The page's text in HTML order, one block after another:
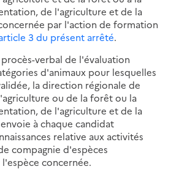
de l'agriculture et de la
par l'action de formation
3 du présent arrêté.
verbal de l'évaluation
d'animaux pour lesquelles
la direction régionale de
ou de la forêt ou la
de l'agriculture et de la
à chaque candidat
relative aux activités
compagnie d'espèces
concernée.